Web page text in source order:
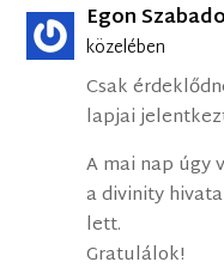
Egon
közelében
Csak
lapjai
A mai nap úgy
a divinity
lett.
Gratulálok!